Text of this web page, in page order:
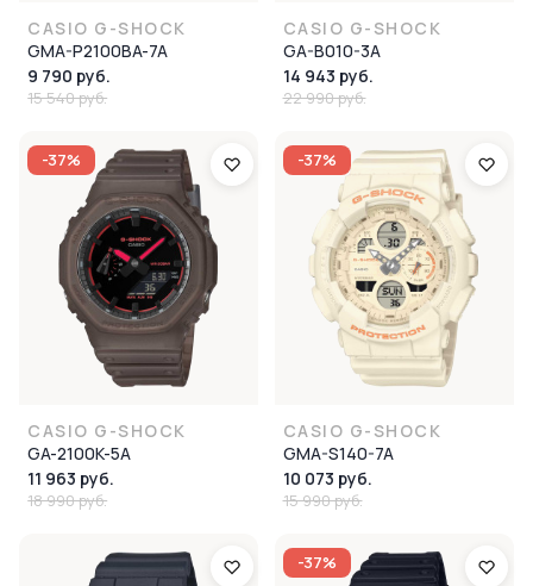
CASIO G-SHOCK
GMA-P2100BA-7A
9 790 руб.
15 540 руб.
CASIO G-SHOCK
GA-B010-3A
14 943 руб.
22 990 руб.
-37%
CASIO G-SHOCK
GA-2100K-5A
11 963 руб.
18 990 руб.
-37%
CASIO G-SHOCK
GMA-S140-7A
10 073 руб.
15 990 руб.
-37%